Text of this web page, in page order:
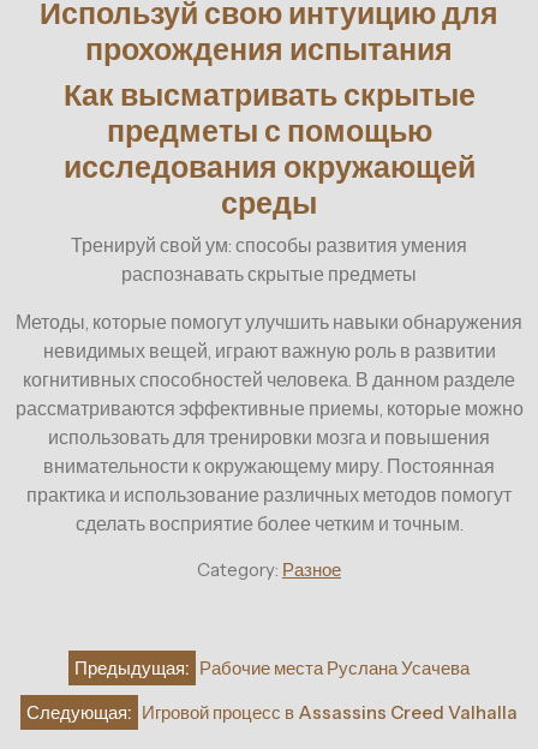
Используй свою интуицию для
прохождения испытания
Как высматривать скрытые
предметы с помощью
исследования окружающей
среды
Тренируй свой ум: способы развития умения
распознавать скрытые предметы
Методы, которые помогут улучшить навыки обнаружения
невидимых вещей, играют важную роль в развитии
когнитивных способностей человека. В данном разделе
рассматриваются эффективные приемы, которые можно
использовать для тренировки мозга и повышения
внимательности к окружающему миру. Постоянная
практика и использование различных методов помогут
сделать восприятие более четким и точным.
Category: Разное
Навигация
по
записям
Предыдущая: Рабочие места Руслана Усачева
Следующая: Игровой процесс в Assassins Creed Valhalla